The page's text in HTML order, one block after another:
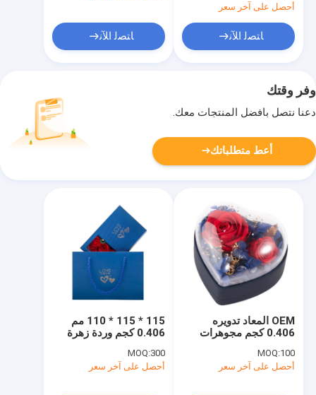
ﺎﺘﺼﻟ ﺍﻶﻧ
أحصل على آخر سعر
ﺎﺘﺼﻟ ﺍﻶﻧ
وفر وقتك
دعنا نتصل بأفضل المنتجات معك.
أعط متطلباتك
115 * 115 * 110 مم
0.406 كجم وردة زهرة
تغليف صندوق مجوهرات
قلادة صندوق صندوق
MOQ:300
أحصل على آخر سعر
OEM المعاد تدويره
0.406 كجم مجوهرات
115 × 115 × 110 ممMOQ:100
أحصل على آخر سعر